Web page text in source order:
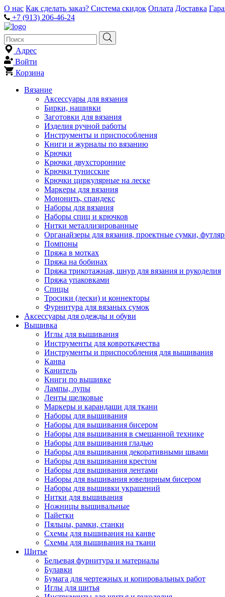
О нас Как сделать заказ? Система скидок Оплата Доставка
+7 (913) 206-46-24
Адрес
Войти
Корзина
Вязание
Аксессуары для вязания
Бирки, нашивки
Заготовки для вязания
Изделия ручной работы
Инструменты и приспособления
Книги и журналы по вязанию
Крючки
Крючки двухсторонние
Крючки тунисские
Крючки циркулярные на леске
Маркеры для вязания
Мононить, спандекс
Наборы для вязания
Наборы спиц и крючков
Нитки металлизированные
Органайзеры для вязания, проектные сумки,
Помпоны
Пряжа в мотках
Пряжа на бобинах
Пряжа трикотажная, шнур для вязания и рукоделия
Пряжа упаковками
Спицы
Тросики (лески) и коннекторы
Фурнитура для вязаных сумок
Аксессуары для одежды и обуви
Вышивка
Иглы для вышивания
Инструменты для ковроткачества
Инструменты и приспособления для вышивания
Канва
Канитель
Книги по вышивке
Лампы, лупы
Ленты шелковые
Маркеры и карандаши для ткани
Наборы для вышивания
Наборы для вышивания бисером
Наборы для вышивания в смешанной технике
Наборы для вышивания гладью
Наборы для вышивания декоративными швами
Наборы для вышивания крестом
Наборы для вышивания лентами
Наборы для вышивания ювелирным бисером
Наборы для вышивки украшений
Нитки для вышивания
Ножницы вышивальные
Пайетки
Пяльцы, рамки, станки
Схемы для вышивания на канве
Схемы для вышивания на ткани
Шитье
Бельевая фурнитура и материалы
Булавки
Бумага для чертежных и копировальных работ
Иглы для шитья